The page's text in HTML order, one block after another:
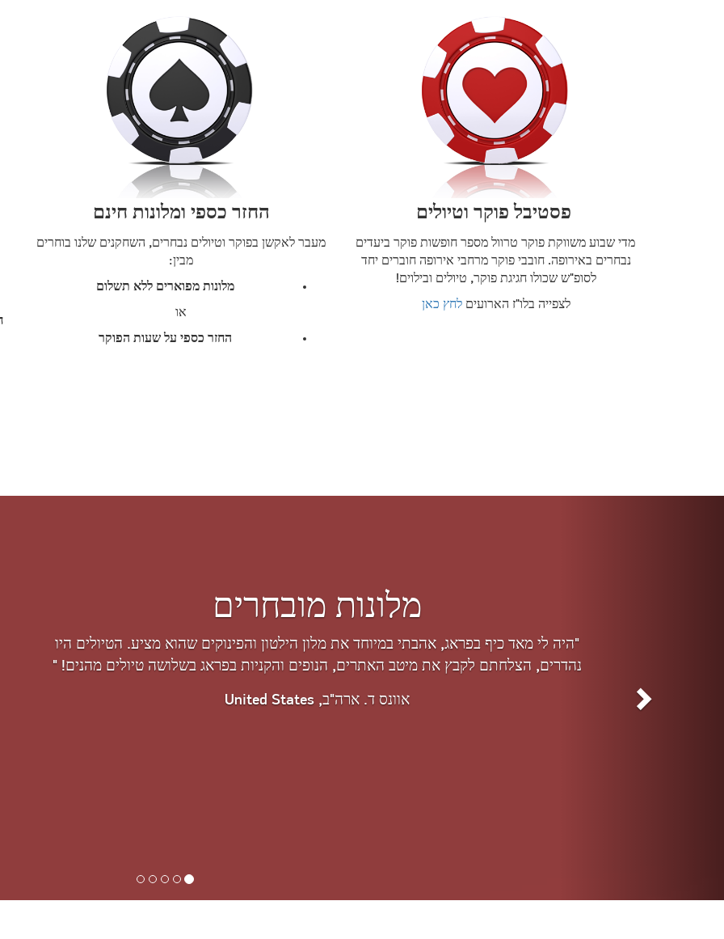
פסטיבל פוקר וטיולים
מדי שבוע משווקת פוקר טרוול מספר חופשות פוקר ביעדים
נבחרים באירופה. חובבי פוקר מרחבי אירופה חוברים יחד
לסופ"ש שכולו חגיגת פוקר, טיולים ובילוים!
לצפייה בלו"ז הארועים לחץ כאן
החזר כספי ומלונות חינם
מעבר לאקשן בפוקר וטיולים נבחרים, השחקנים שלנו בוחרים
מבין:
מלונות מפוארים ללא תשלום
או
החזר כספי על שעות הפוקר
מחירי חופשה חסרי תקדים
"מאז שפגשתי את פוקר טרוול לראשונה במלטה הספקתי להצטרף ל-5 יעדים שונים ונהניתי מאד.
אי אפשר להתחרות בהצעה של מלון 5 כוכבים חינם לשחקנים, במיוחד שמעולם לא קיבלתי